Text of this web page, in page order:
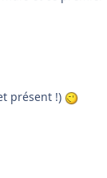
présent !)